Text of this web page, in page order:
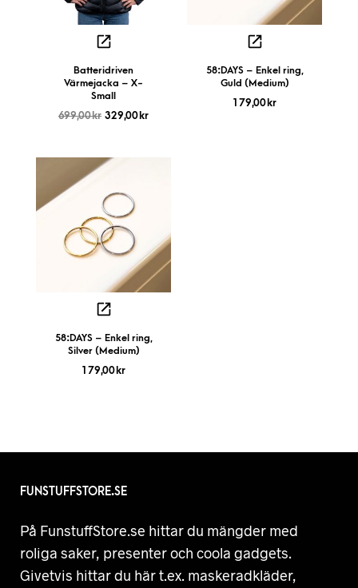
Batteridriven
Värmejacka – X-
Small
699,00kr 329,00 kr
58:DAYS – Enkel ring,
Guld (Medium)
179,00 kr
58:DAYS – Enkel ring,
Silver (Medium)
179,00 kr
FUNSTUFFSTORE.SE
På FunstuffStore.se hittar du mängder med
roliga saker, presenter och coola gadgets.
Givetvis hittar du här t.ex. maskeradkläder,